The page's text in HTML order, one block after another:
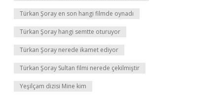
Türkan Şoray en son hangi filmde oynadı
Türkan Şoray hangi semtte oturuyor
Türkan Şoray nerede ikamet ediyor
Türkan Şoray Sultan filmi nerede çekilmiştir
Yeşilçam dizisi Mine kim